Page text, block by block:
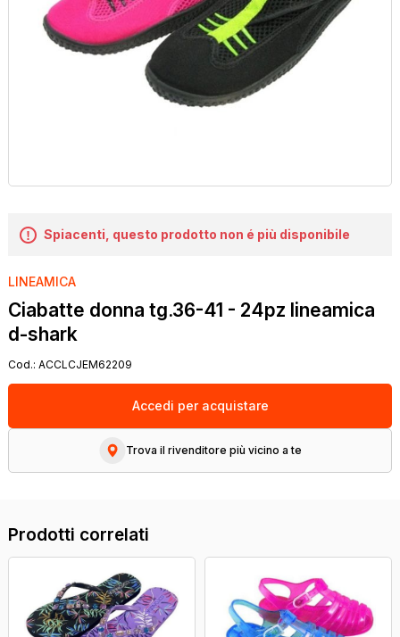
Spiacenti, questo prodotto non é più disponibile
LINEAMICA
Ciabatte donna tg.36-41 - 24pz lineamica
d-shark
Cod.: ACCLCJEM62209
Accedi per acquistare
Trova il rivenditore più vicino a te
Prodotti correlati